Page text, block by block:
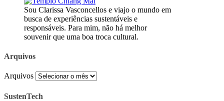
Sou Clarissa Vasconcellos e viajo o mundo em
busca de experiências sustentáveis e
responsáveis. Para mim, não há melhor
souvenir que uma boa troca cultural.
Arquivos
Arquivos
SustenTech